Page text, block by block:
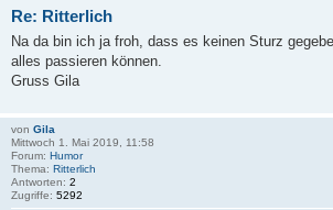
Re: Ritterlich
Na da bin ich ja froh, dass es keinen Sturz
alles passieren können.
Gruss Gila
von Gila
Mittwoch 1. Mai 2019, 11:58
Forum: Humor
Thema: Ritterlich
Antworten: 2
Zugriffe: 5292